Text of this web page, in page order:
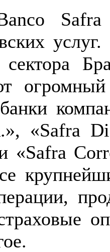
сектора
«Safra
«Safra